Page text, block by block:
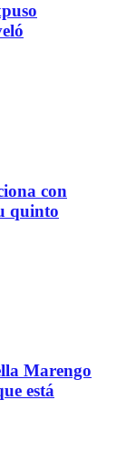
con
quinto
Marengo
está